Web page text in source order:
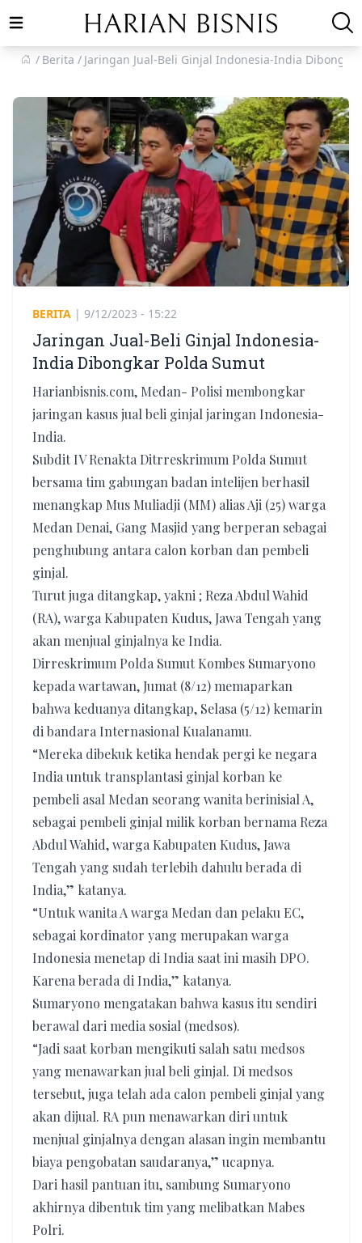
Open main menu
Berita
Jaringan Jual-Beli Ginjal Indonesia-India
BERITA | 9/12/2023 - 15:22
Jaringan Jual-Beli Ginjal Indonesia-
India Dibongkar Polda Sumut
Harianbisnis.com, Medan- Polisi membongkar
jaringan kasus jual beli ginjal jaringan Indonesia-
India.
Subdit IV Renakta Ditrreskrimum Polda Sumut
bersama tim gabungan badan intelijen berhasil
menangkap Mus Muliadji (MM) alias Aji (25) warga
Medan Denai, Gang Masjid yang berperan sebagai
penghubung antara calon korban dan pembeli
ginjal.
Turut juga ditangkap, yakni ; Reza Abdul Wahid
(RA), warga Kabupaten Kudus, Jawa Tengah yang
akan menjual ginjalnya ke India.
Dirreskrimum Polda Sumut Kombes Sumaryono
kepada wartawan, Jumat (8/12) memaparkan
bahwa keduanya ditangkap, Selasa (5/12) kemarin
di bandara Internasional Kualanamu.
“Mereka dibekuk ketika hendak pergi ke negara
India untuk transplantasi ginjal korban ke
pembeli asal Medan seorang wanita berinisial A,
sebagai pembeli ginjal milik korban bernama Reza
Abdul Wahid, warga Kabupaten Kudus, Jawa
Tengah yang sudah terlebih dahulu berada di
India,” katanya.
“Untuk wanita A warga Medan dan pelaku EC,
sebagai kordinator yang merupakan warga
Indonesia menetap di India saat ini masih DPO.
Karena berada di India,” katanya.
Sumaryono mengatakan bahwa kasus itu sendiri
berawal dari media sosial (medsos).
“Jadi saat korban mengikuti salah satu medsos
yang menawarkan jual beli ginjal. Di medsos
tersebut, juga telah ada calon pembeli ginjal yang
akan dijual. RA pun menawarkan diri untuk
menjual ginjalnya dengan alasan ingin membantu
biaya pengobatan saudaranya,” ucapnya.
Dari hasil pantuan itu, sambung Sumaryono
akhirnya dibentuk tim yang melibatkan Mabes
Polri.